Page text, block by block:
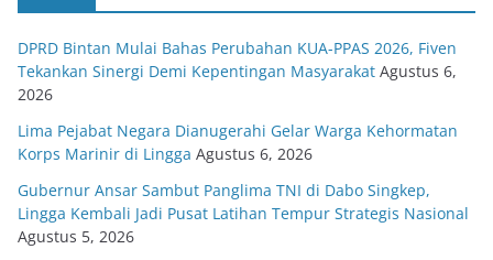
DPRD Bintan Mulai Bahas Perubahan KUA-PPAS 2026, Fiven
Tekankan Sinergi Demi Kepentingan Masyarakat Agustus 6,
2026
Lima Pejabat Negara Dianugerahi Gelar Warga Kehormatan
Korps Marinir di Lingga Agustus 6, 2026
Gubernur Ansar Sambut Panglima TNI di Dabo Singkep,
Lingga Kembali Jadi Pusat Latihan Tempur Strategis Nasional
Agustus 5, 2026